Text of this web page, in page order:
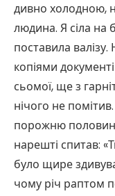
дивно холодною,
людина. Я сіла на
поставила
копіями
сьомої, ще з
нічого не
порожню
нарешті спитав:
було щире
чому річ раптом